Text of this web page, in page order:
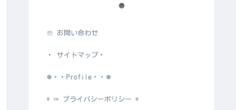
☻
☏ お問い合わせ
・ サイトマップ・
❅・・Profile・・❅
* ✑ プライバシーポリシー *